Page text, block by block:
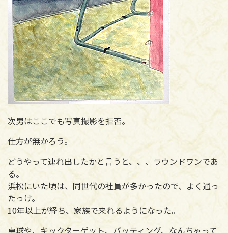
次男はここでも写真撮影を拒否。
仕方が無かろう。
どうやって連れ出したかと言うと、、、ラウンドワンであ
る。
浜松にいた頃は、同世代の社員が多かったので、よく通っ
たっけ。
10年以上が経ち、家族で来れるようになった。
卓球や、キックターゲット、バッティング、なんちゃって